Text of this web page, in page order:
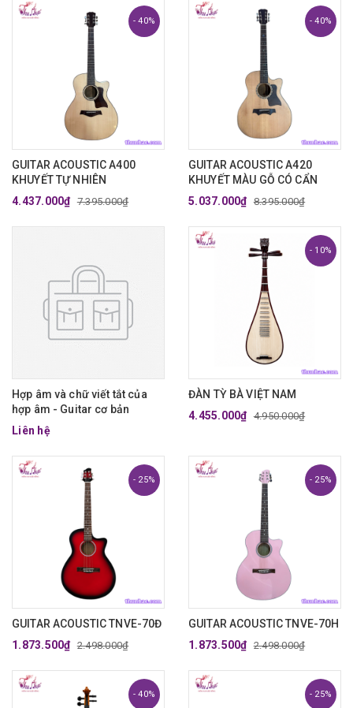
- 40%
GUITAR ACOUSTIC A400
KHUYẾT TỰ NHIÊN
4.437.000₫ 7.395.000₫
- 40%
GUITAR ACOUSTIC A420
KHUYẾT MÀU GỖ CÓ CẨN
5.037.000₫ 8.395.000₫
Hợp âm và chữ viết tắt của
hợp âm - Guitar cơ bản
Liên hệ
- 10%
ĐÀN TỲ BÀ VIỆT NAM
4.455.000₫ 4.950.000₫
- 25%
GUITAR ACOUSTIC TNVE-70Đ
1.873.500₫ 2.498.000₫
- 25%
GUITAR ACOUSTIC TNVE-70H
1.873.500₫ 2.498.000₫
- 40% - 25%